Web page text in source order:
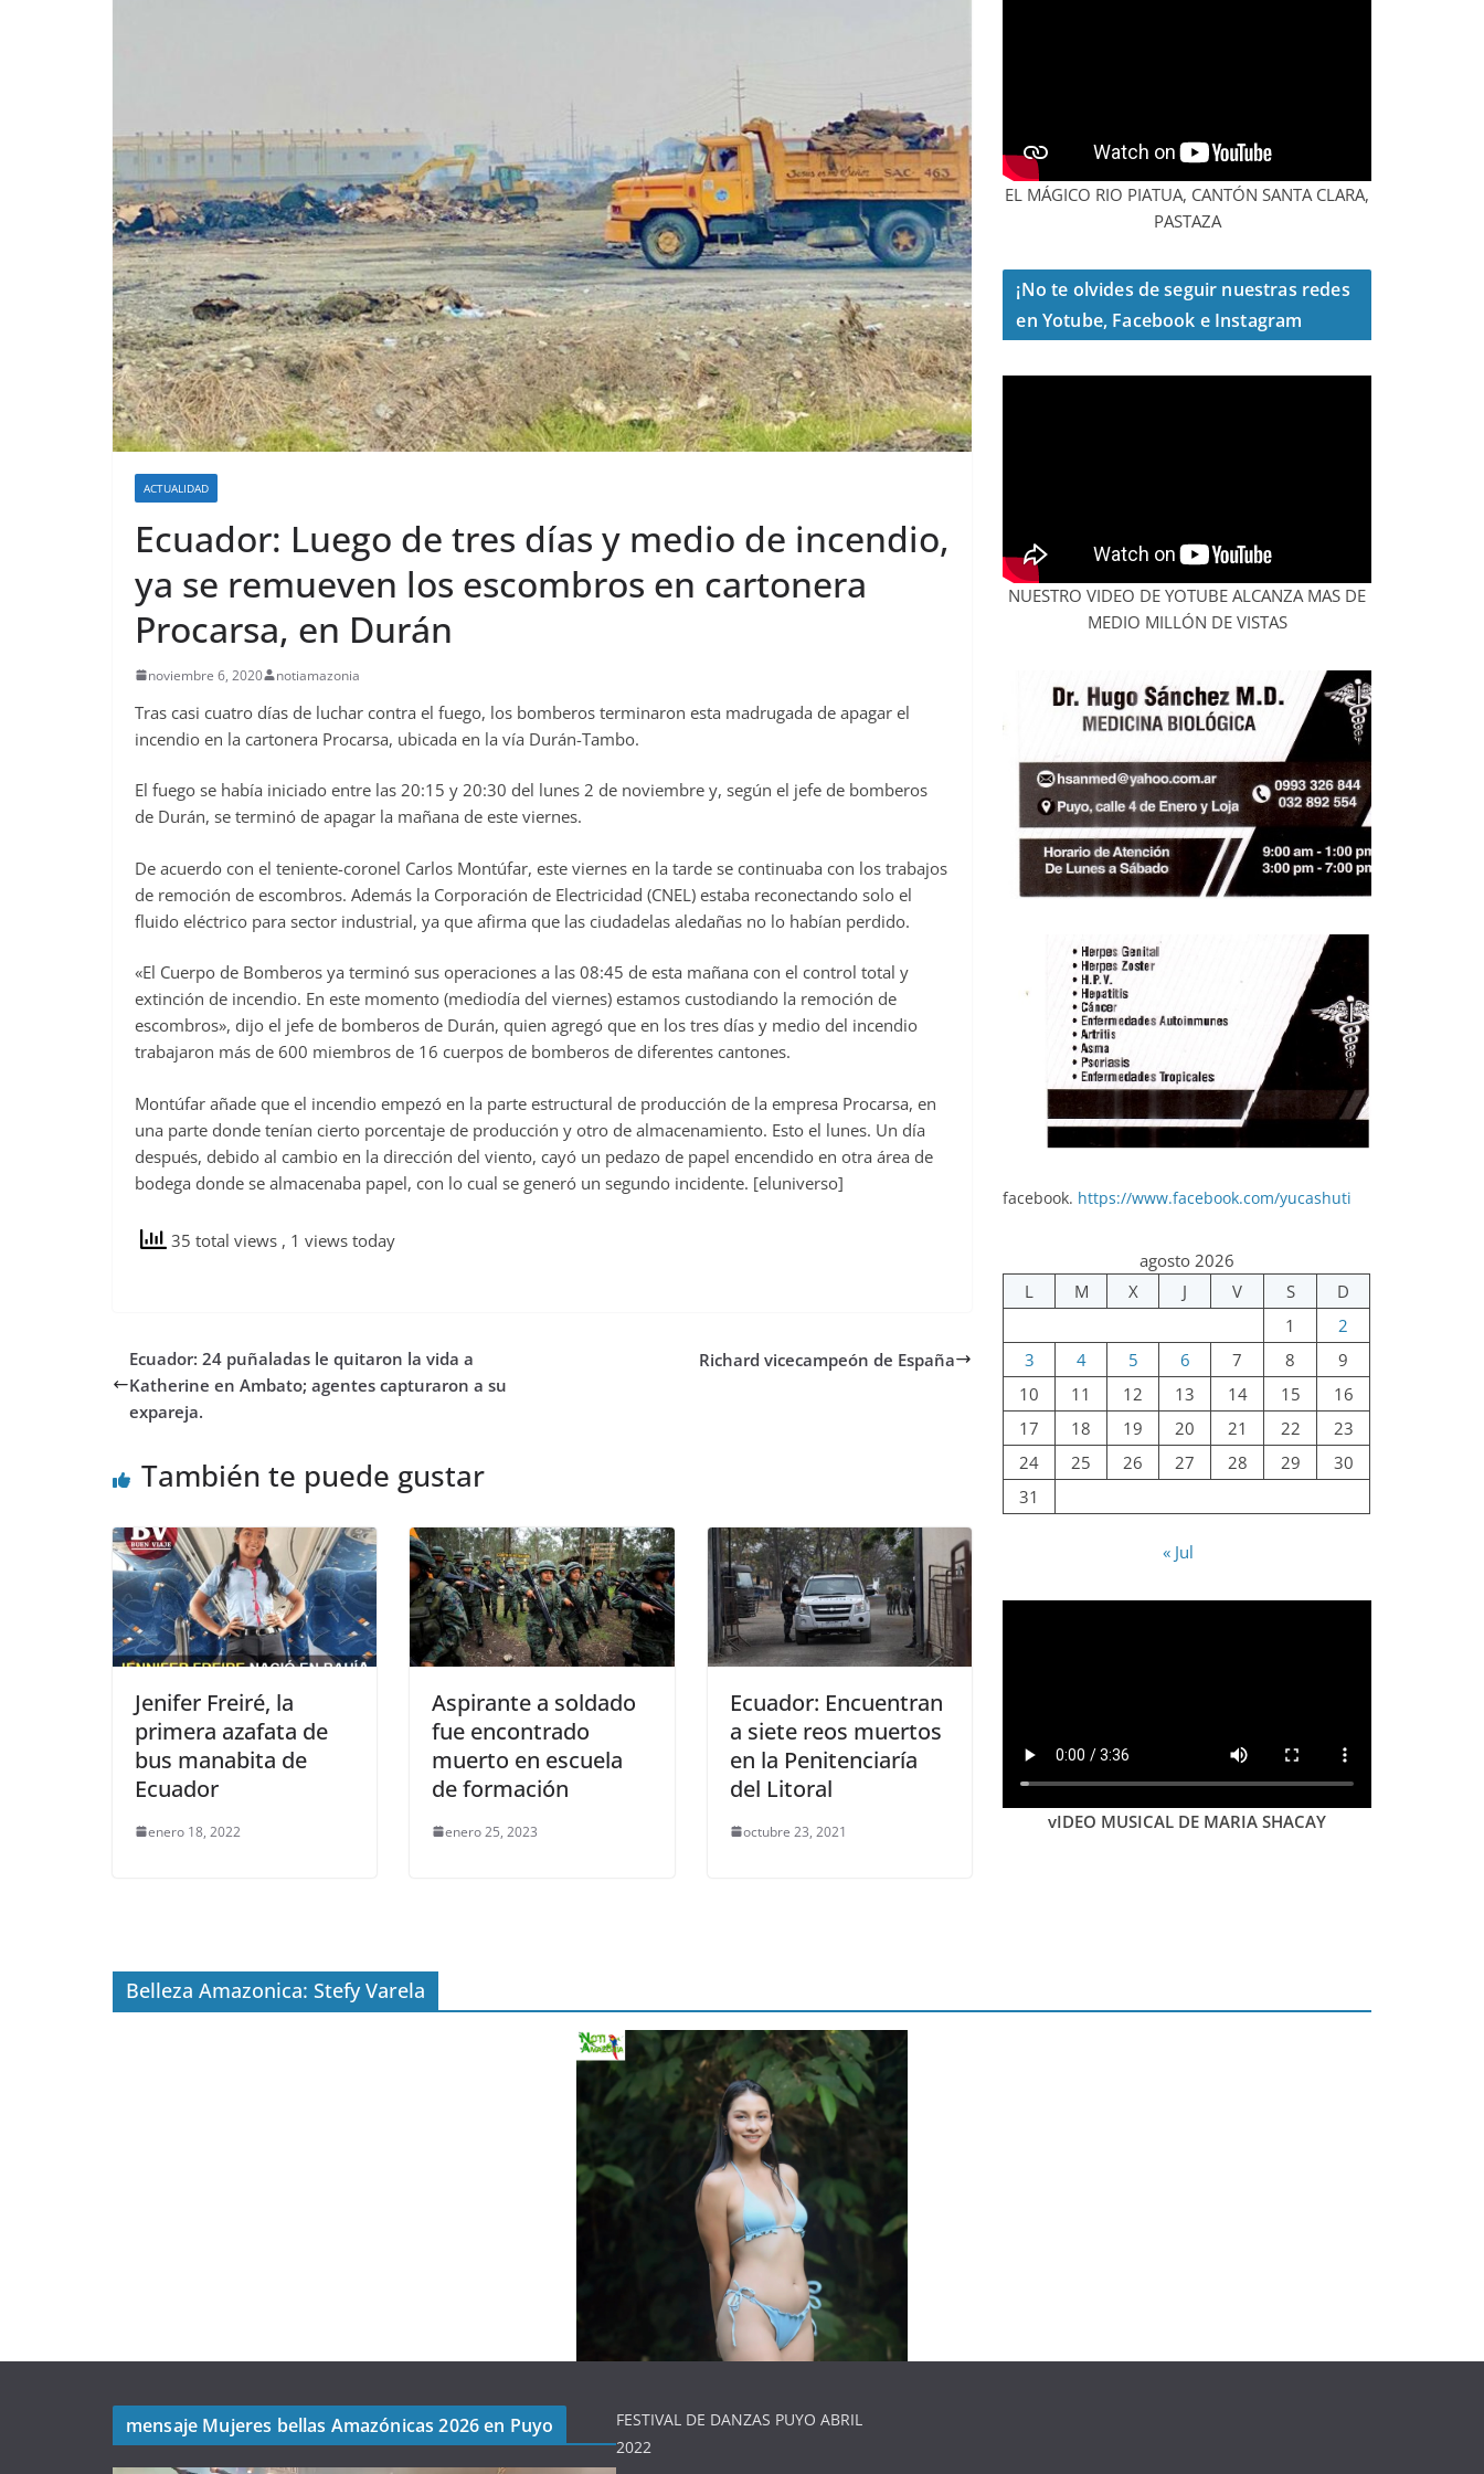
ACTUALIDAD
Ecuador: Luego de tres días y medio de incendio,
ya se remueven los escombros en cartonera
Procarsa, en Durán
noviembre 6, 2020 notiamazonia
Tras casi cuatro días de luchar contra el fuego, los bomberos terminaron esta madrugada de apagar el
incendio en la cartonera Procarsa, ubicada en la vía Durán-Tambo.
El fuego se había iniciado entre las 20:15 y 20:30 del lunes 2 de noviembre y, según el jefe de bomberos
de Durán, se terminó de apagar la mañana de este viernes.
De acuerdo con el teniente-coronel Carlos Montúfar, este viernes en la tarde se continuaba con los trabajos
de remoción de escombros. Además la Corporación de Electricidad (CNEL) estaba reconectando solo el
fluido eléctrico para sector industrial, ya que afirma que las ciudadelas aledañas no lo habían perdido.
«El Cuerpo de Bomberos ya terminó sus operaciones a las 08:45 de esta mañana con el control total y
extinción de incendio. En este momento (mediodía del viernes) estamos custodiando la remoción de
escombros», dijo el jefe de bomberos de Durán, quien agregó que en los tres días y medio del incendio
trabajaron más de 600 miembros de 16 cuerpos de bomberos de diferentes cantones.
Montúfar añade que el incendio empezó en la parte estructural de producción de la empresa Procarsa, en
una parte donde tenían cierto porcentaje de producción y otro de almacenamiento. Esto el lunes. Un día
después, debido al cambio en la dirección del viento, cayó un pedazo de papel encendido en otra área de
bodega donde se almacenaba papel, con lo cual se generó un segundo incidente. [eluniverso]
35 total views , 1 views today
Ecuador: 24 puñaladas le quitaron la vida a
Katherine en Ambato; agentes capturaron a su
expareja.
Richard vicecampeón de España
También te puede gustar
Jenifer Freiré, la
primera azafata de
bus manabita de
Ecuador
enero 18, 2022
Aspirante a soldado
fue encontrado
muerto en escuela
de formación
enero 25, 2023
Ecuador: Encuentran
a siete reos muertos
en la Penitenciaría
del Litoral
octubre 23, 2021
EL MÁGICO RIO PIATUA, CANTÓN SANTA CLARA,
PASTAZA
¡No te olvides de seguir nuestras redes
en Yotube, Facebook e Instagram
NUESTRO VIDEO DE YOTUBE ALCANZA MAS DE
MEDIO MILLÓN DE VISTAS
facebook. https://www.facebook.com/yucashuti
agosto 2026
L
M X J V S
D
1
2
3
4 5 6 7 8
9
10
11 12 13 14 15
16
17
18 19 20 21 22
23
24
25 26 27 28 29
30
31
« Jul
vIDEO MUSICAL DE MARIA SHACAY
Belleza Amazonica: Stefy Varela
mensaje Mujeres bellas Amazónicas 2026 en Puyo
FESTIVAL DE DANZAS PUYO ABRIL
2022